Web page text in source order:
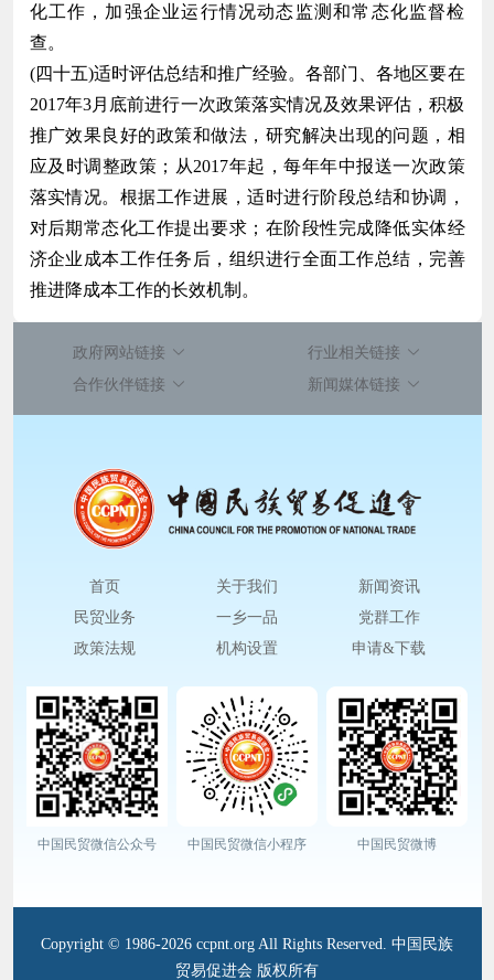
化工作，加强企业运行情况动态监测和常态化监督检
查。
(四十五)适时评估总结和推广经验。各部门、各地区要在
2017年3月底前进行一次政策落实情况及效果评估，积极
推广效果良好的政策和做法，研究解决出现的问题，相
应及时调整政策；从2017年起，每年年中报送一次政策
落实情况。根据工作进展，适时进行阶段总结和协调，
对后期常态化工作提出要求；在阶段性完成降低实体经
济企业成本工作任务后，组织进行全面工作总结，完善
推进降成本工作的长效机制。
政府网站链接
行业相关链接
合作伙伴链接
新闻媒体链接
首页 关于我们
新闻资讯
民贸业务
一乡一品
党群工作
政策法规
机构设置 申请&下载
中国民贸微信公众号 中国民贸微信小程序 中国民贸微博
Copyright © 1986-2026 ccpnt.org All Rights Reserved. 中国民族
贸易促进会 版权所有